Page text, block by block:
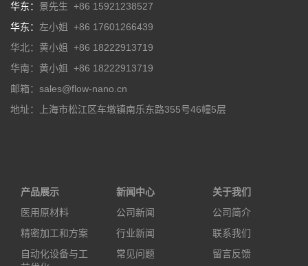
华东： 景先生 +86 15921238527
华东： 左小姐 +86 17601266439
华北：黄小姐 +86 18222913719
华南：黄小姐 +86 18222913719
邮箱：sales@flow-nano.cn
地址：上海市松江区车墩镇南乐东路355号46幢5层
产品展示
医用原材料
精密加工和方案
自动化设备与工
新闻中心
公司新闻
行业新闻
常见问题
关于我们
公司简介
联系我们
留言反馈